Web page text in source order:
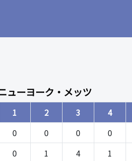
ューヨーク・メッツ
1 2 3 4
0 0 0 0
0 1 4 1